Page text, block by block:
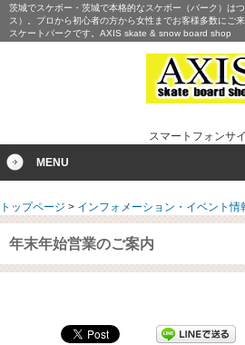
茨城でスケボー・茨城で本格的なスケボー（パーク）は
ス）。プロから初心者の方から女性までお客様多数にご
スケートパークです。AXIS skate & snow board shop
スマートフォンサ
MENU
トップページ > インフォメーション・イベント情
年末年始営業のご案内